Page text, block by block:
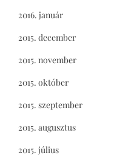
2016. január
2015. december
2015. november
2015. október
2015. szeptember
2015. augusztus
2015. július